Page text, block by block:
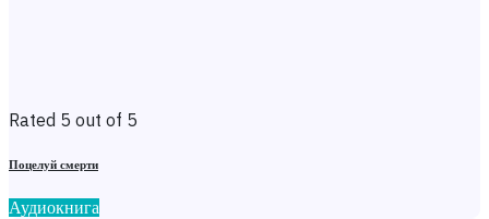
Rated 5 out of 5
Поцелуй смерти
Аудиокнига